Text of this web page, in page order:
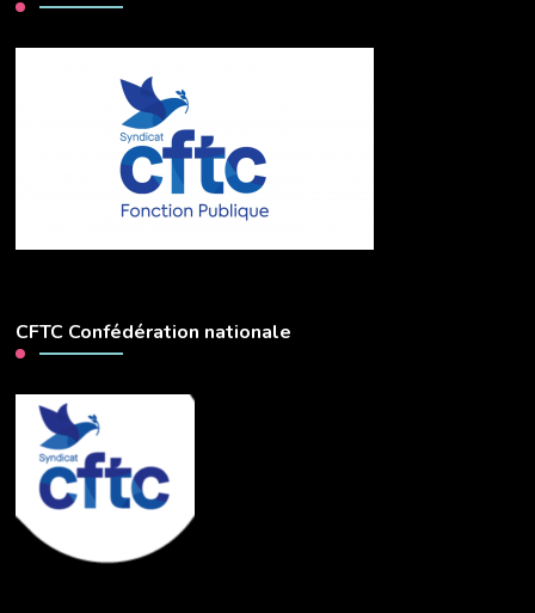
CFTC Confédération nationale